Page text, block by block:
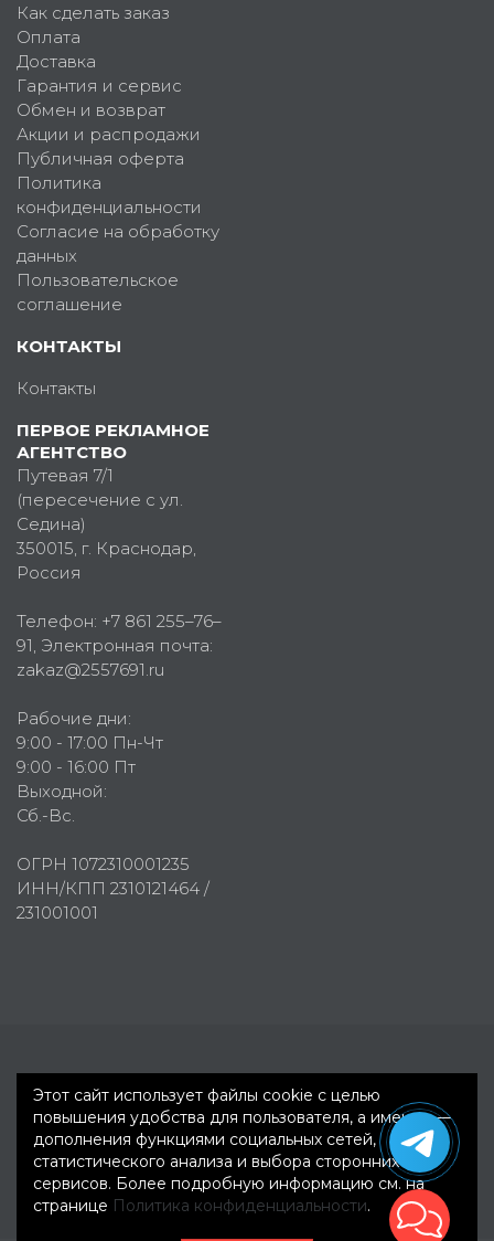
Как сделать заказ
Оплата
Доставка
Гарантия и сервис
Обмен и возврат
Акции и распродажи
Публичная оферта
Политика
конфиденциальности
Согласие на обработку
данных
Пользовательское
соглашение
КОНТАКТЫ
Контакты
ПЕРВОЕ РЕКЛАМНОЕ
АГЕНТСТВО
Путевая 7/1
(пересечение с ул.
Седина)
350015 , г. Краснодар,
Россия
Телефон: +7 861 255–76–
91 , Электронная почта:
zakaz@2557691.ru
Рабочие дни:
9:00 - 17:00 Пн-Чт
9:00 - 16:00 Пт
Выходной:
Сб.-Вс.
ОГРН 1072310001235
ИНН/КПП 2310121464 /
231001001
Этот сайт использует файлы cookie с целью
повышения удобства для пользователя, а именно —
дополнения функциями социальных сетей,
статистического анализа и выбора сторонних
сервисов. Более подробную информацию см. на
странице Политика конфиденциальности.